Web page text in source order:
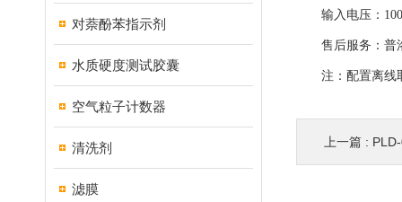
对萘酚苯指示剂
水质硬度测试胶囊
空气粒子计数器
清洗剂
滤膜
输入电压：
售后服务：普
注：配置离线取
上一篇 : PLD-